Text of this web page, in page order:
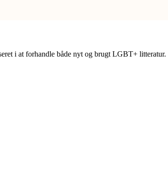
i at forhandle både nyt og brugt LGBT+ litteratur.